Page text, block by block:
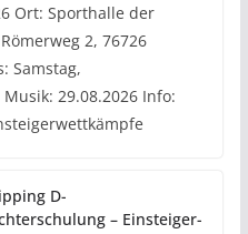
Ort: Sporthalle der
2, 76726
Samstag,
29.08.2026 Info:
D-
– Einsteiger-